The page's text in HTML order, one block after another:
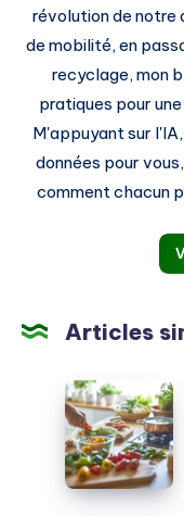
révolution de notre
de mobilité, en
recyclage, mon
pratiques pour
M'appuyant sur
données pour
comment chacun
Articles
Batch
cooking
:
la
méthode